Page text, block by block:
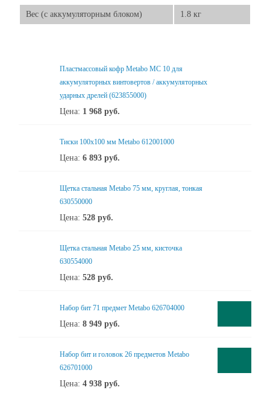
Вес (с аккумуляторным блоком) 1.8 кг
Пластмассовый кофр Metabo MC 10 для
аккумуляторных винтовертов / аккумуляторных
ударных дрелей (623855000)
Цена: 1 968 руб.
Тиски 100х100 мм Metabo 612001000
Цена: 6 893 руб.
Щетка стальная Metabo 75 мм, круглая, тонкая
630550000
Цена: 528 руб.
Щетка стальная Metabo 25 мм, кисточка
630554000
Цена: 528 руб.
Набор бит 71 предмет Metabo 626704000
Цена: 8 949 руб.
Набор бит и головок 26 предметов Metabo
626701000
Цена: 4 938 руб.